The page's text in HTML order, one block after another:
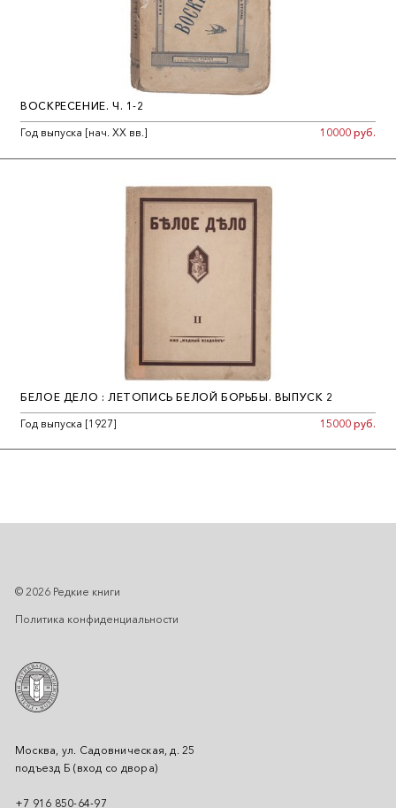
ВОСКРЕСЕНИЕ. Ч. 1-2
Год выпуска [нач. ХХ вв.]
10000 руб.
БЕЛОЕ ДЕЛО : ЛЕТОПИСЬ БЕЛОЙ БОРЬБЫ. ВЫПУСК 2
Год выпуска [1927]
15000 руб.
Москва, ул. Садовническая, д. 25
подъезд Б (вход со двора)
+7 916 850-64-97
© 2026 Редкие книги
Политика конфиденциальности